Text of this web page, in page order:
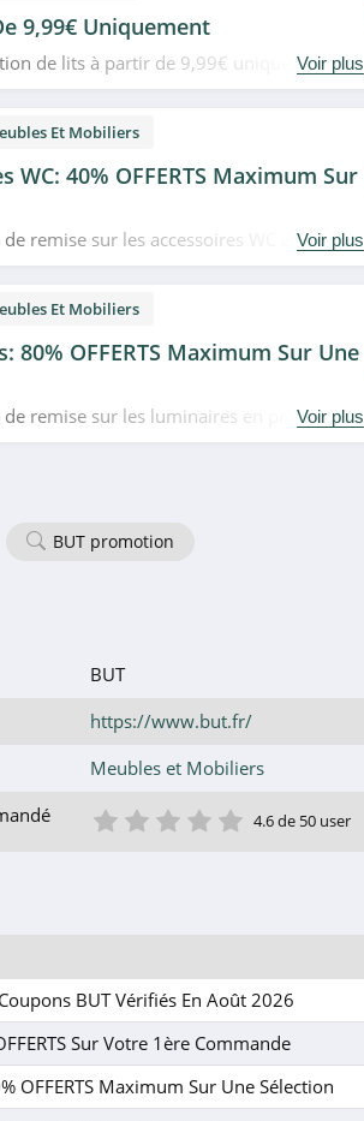
9,99€ Uniquement
de lits à partir de 9,99€ uniquement
Voir plus
Et Mobiliers
WC: 40% OFFERTS Maximum Sur
remise sur les accessoires WC en promo
Voir plus
Et Mobiliers
80% OFFERTS Maximum Sur Une
remise sur les luminaires en promoVoir plus
BUT promotion
BUT
https://www.but.fr/
Meubles et Mobiliers
5 étoile
4 étoile
3 étoile
2 étoile
1 étoile4.6 de 50 user
BUT Vérifiés En Août 2026
Sur Votre 1ère Commande
OFFERTS Maximum Sur Une Sélection